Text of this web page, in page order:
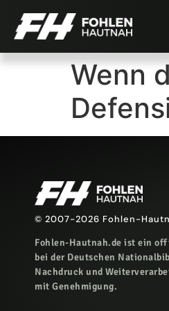
Wenn
© 2007-2026 Fohlen-
Fohlen-Hautnah.de ist ein
bei der Deutschen
Nachdruck und
mit Genehmigung.